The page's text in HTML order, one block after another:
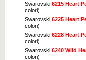
Swarovski 6215 Heart
colori)
Swarovski 6225 Heart
colori)
Swarovski 6228 Heart
colori)
Swarovski 6240 Wild
colori)